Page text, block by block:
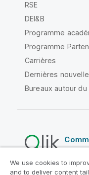
RSE
DEI&B
Programme
Programme
Carrières
Dernières
Bureaux autour
Contrats juridiques
We use cookies to
and to deliver content